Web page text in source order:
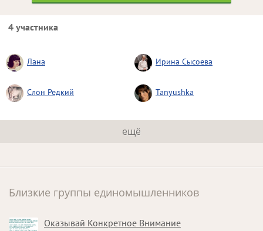
4 участника
Лана Ирина Сысоева
Слон Редкий Tanyushka
ещё
Близкие группы единомышленников
Оказывай Конкретное Внимание